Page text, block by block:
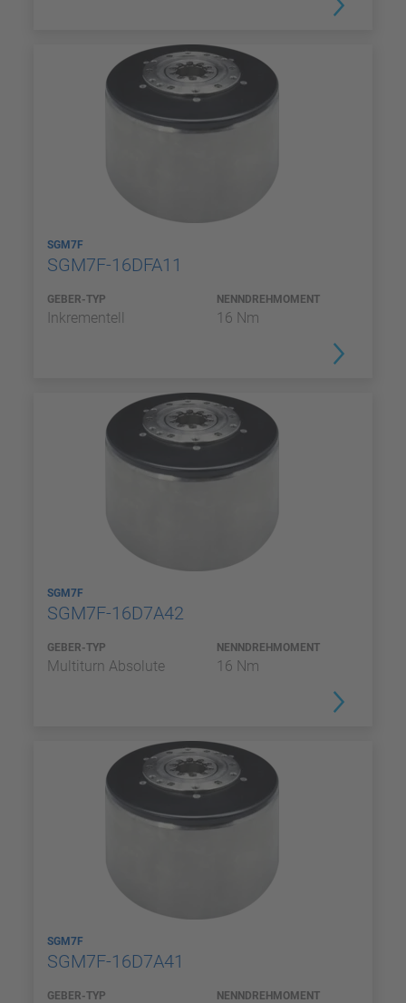
SGM7F
SGM7F-16DFA11
GEBER-TYP
Inkrementell
NENNDREHMOMENT
16 Nm
SGM7F
SGM7F-16D7A42
GEBER-TYP
Multiturn Absolute
NENNDREHMOMENT
16 Nm
SGM7F
SGM7F-16D7A41
GEBER-TYP NENNDREHMOMENT